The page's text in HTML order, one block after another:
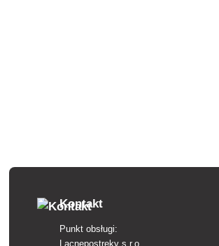
Kontakt
Punkt obsługi:
Lacnepostreky s.r.o.